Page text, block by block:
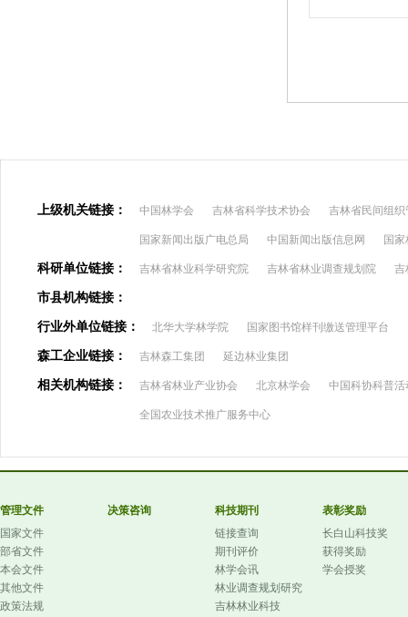
上级机关链接： 中国林学会 吉林省科学技术协会 吉林省民间组织
国家新闻出版广电总局 中国新闻出版信息网 国
科研单位链接： 吉林省林业科学研究院 吉林省林业调查规划院 吉
市县机构链接：
行业外单位链接： 北华大学林学院 国家图书馆样刊缴送管理平台
森工企业链接： 吉林森工集团 延边林业集团
相关机构链接： 吉林省林业产业协会 北京林学会 中国科协科普
全国农业技术推广服务中心
管理文件
国家文件
部省文件
本会文件
其他文件
政策法规
决策咨询
科技期刊
链接查询
期刊评价
林学会讯
林业调查规划研究
吉林林业科技
表彰奖励
长白山科技奖
获得奖励
学会授奖